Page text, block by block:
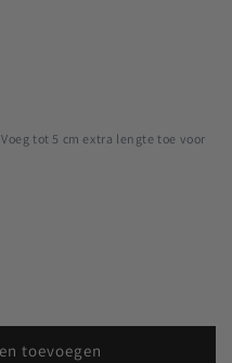
tot 5 cm extra lengte toe voor
toevoegen